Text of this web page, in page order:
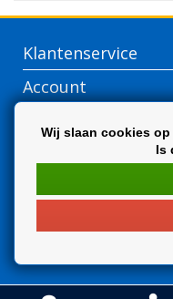
Klantenservice
Account
Wij slaan cookies
Is